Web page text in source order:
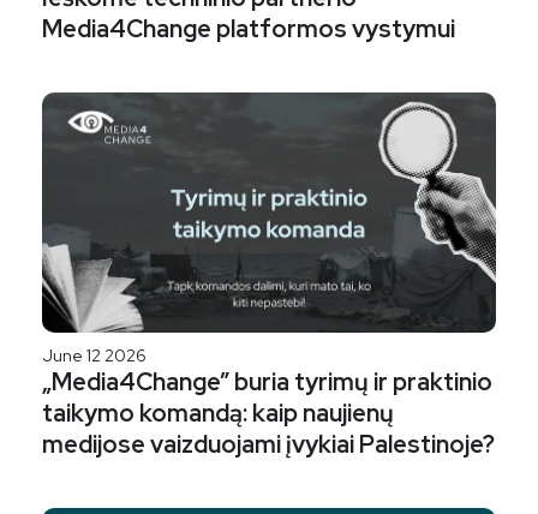
Media4Change platformos vystymui
June 12 2026
„Media4Change” buria tyrimų ir praktinio
taikymo komandą: kaip naujienų
medijose vaizduojami įvykiai Palestinoje?